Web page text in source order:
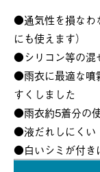
●通気性を損なわ
にも使えます）
●シリコン等の混
●雨衣に最適な噴
すくしました
●雨衣約5着分の
●液だれしにくい
●白いシミが付き